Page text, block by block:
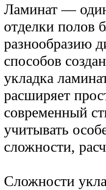
Ламинат —
отделки полов
разнообразию
способов
укладка
расширяет
современный
учитывать
сложности,
Сложности